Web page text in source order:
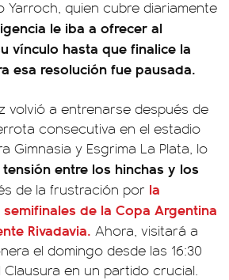
Yarroch, quien cubre diariamente
le iba a ofrecer al
vínculo hasta que finalice la
esa resolución fue pausada.
volvió a entrenarse después de
consecutiva en el estadio
Gimnasia y Esgrima La Plata, lo
entre los hinchas y los
de la frustración por la
de la Copa Argentina
Rivadavia. Ahora, visitará a
el domingo desde las 16:30
Clausura en un partido crucial.